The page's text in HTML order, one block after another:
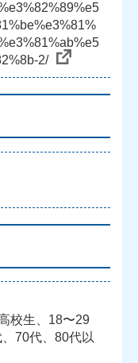
2/
校生、18〜29
70代、80代以